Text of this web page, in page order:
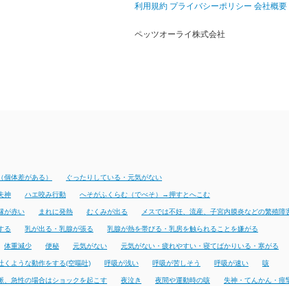
利用規約 プライバシーポリシー 会社概要
ペッツオーライ株式会社
個体差がある） ぐったりしている・元気がない
神 ハエ咬み行動 へそがふくらむ（でべそ）→押すとへこむ
が赤い まれに発熱 むくみが出る メスでは不妊、流産、子宮内膜炎などの繁殖障
る 乳が出る・乳腺が張る 乳腺が熱を帯びる・乳房を触られることを嫌がる
体重減少 便秘 元気がない 元気がない・疲れやすい・寝てばかりいる・寒がる
くような動作をする(空嘔吐) 呼吸が浅い 呼吸が苦しそう 呼吸が速い 咳
、急性の場合はショックを起こす 夜泣き 夜間や運動時の咳 失神・てんかん・痙